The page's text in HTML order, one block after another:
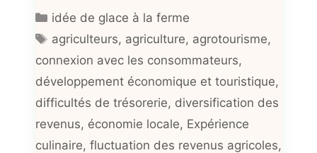
Catégories
idée de glace à la ferme
Étiquettes
agriculteurs, agriculture, agrotourisme,
connexion avec les consommateurs,
développement économique et touristique,
difficultés de trésorerie, diversification des
revenus, économie locale, Expérience
culinaire, fluctuation des revenus agricoles,